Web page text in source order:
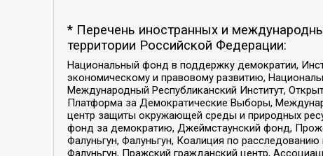
* Перечень иностранных и
территории Российской Федерации:
Национальный фонд в поддержку демократии,
экономическому и правовому развитию,
Международный Республиканский Институт,
Платформа за Демократические Выборы,
центр защиты окружающей среды и природных
фонд за демократию, Джеймстаунский фонд,
Фалуньгун, Фалуньгун, Коалиция по
Фалуньгун, Пражский гражданский центр,